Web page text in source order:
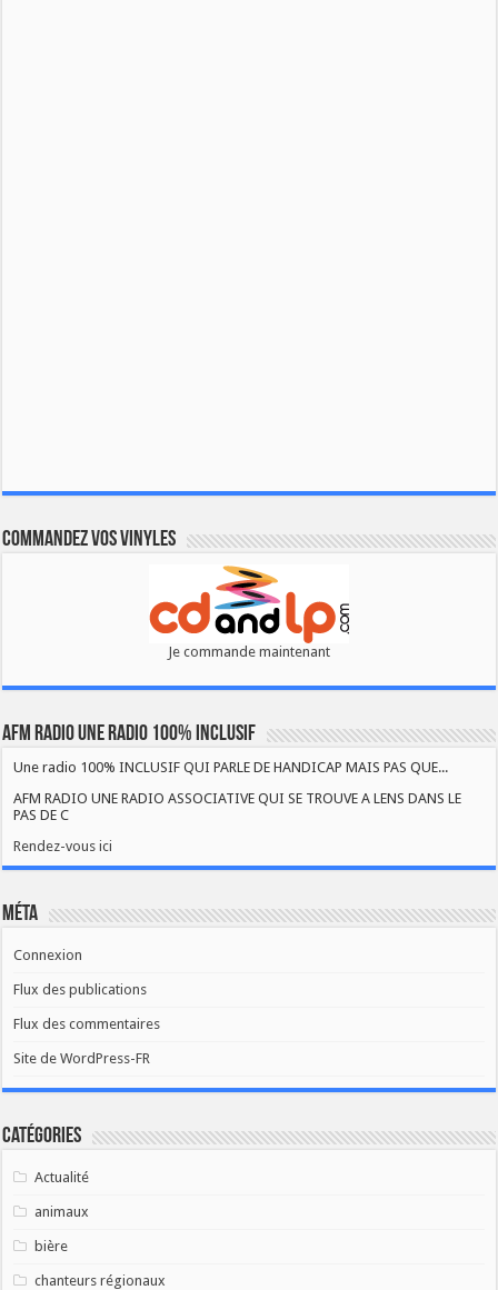
Commandez vos vinyles
Je commande maintenant
AFM RADIO UNE RADIO 100% INCLUSIF
Une radio 100% INCLUSIF QUI PARLE DE HANDICAP MAIS PAS QUE...
AFM RADIO UNE RADIO ASSOCIATIVE QUI SE TROUVE A LENS DANS LE
PAS DE C
Rendez-vous ici
Méta
Connexion
Flux des publications
Flux des commentaires
Site de WordPress-FR
Catégories
Actualité
animaux
bière
chanteurs régionaux